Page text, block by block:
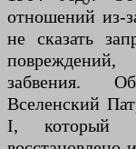
отношений из-
не сказать
забвения.
Вселенский
I, который